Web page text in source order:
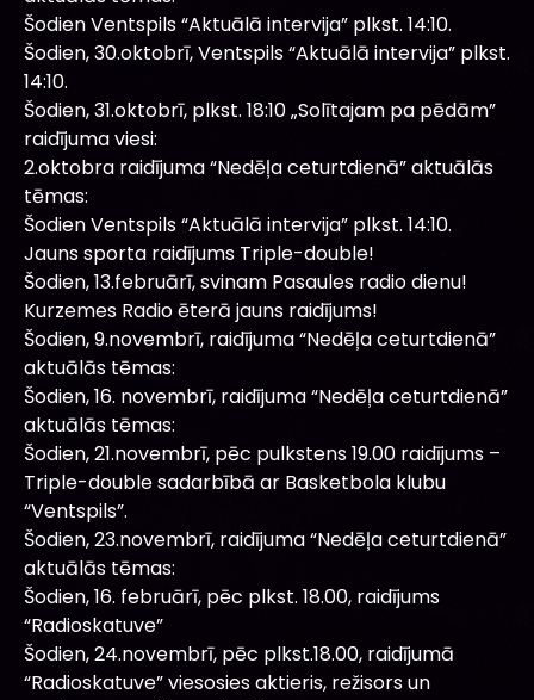
Šodien Ventspils “Aktuālā intervija” plkst. 14:10.
Šodien, 30.oktobrī, Ventspils “Aktuālā intervija” plkst.
14:10.
Šodien, 31.oktobrī, plkst. 18:10 „Solītajam pa pēdām”
raidījuma viesi:
2.oktobra raidījuma “Nedēļa ceturtdienā” aktuālās
tēmas:
Šodien Ventspils “Aktuālā intervija” plkst. 14:10.
Jauns sporta raidījums Triple-double!
Šodien, 13.februārī, svinam Pasaules radio dienu!
Kurzemes Radio ēterā jauns raidījums!
Šodien, 9.novembrī, raidījuma “Nedēļa ceturtdienā”
aktuālās tēmas:
Šodien, 16. novembrī, raidījuma “Nedēļa ceturtdienā”
aktuālās tēmas:
Šodien, 21.novembrī, pēc pulkstens 19.00 raidījums –
Triple-double sadarbībā ar Basketbola klubu
“Ventspils”.
Šodien, 23.novembrī, raidījuma “Nedēļa ceturtdienā”
aktuālās tēmas:
Šodien, 16. februārī, pēc plkst. 18.00, raidījums
“Radioskatuve”
Šodien, 24.novembrī, pēc plkst.18.00, raidījumā
“Radioskatuve” viesosies aktieris, režisors un